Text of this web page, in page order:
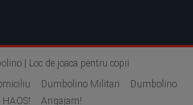
| Loc de joaca pentru copii
Dumbolino Militari
Dumbolino
Angajam!